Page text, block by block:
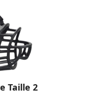
Taille 2